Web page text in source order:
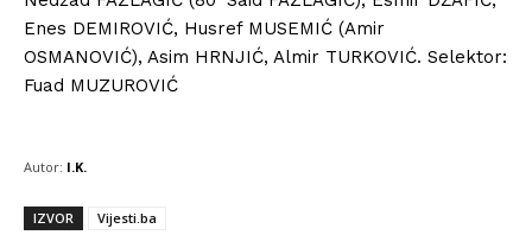
Enes DEMIROVIĆ, Husref MUSEMIĆ (Amir
OSMANOVIĆ), Asim HRNJIĆ, Almir TURKOVIĆ. Selektor:
Fuad MUZUROVIĆ
Autor: I.K.
IZVOR Vijesti.ba